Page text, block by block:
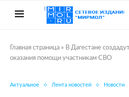
Главная страница » В Дагестане
оказания помощи участникам СВО
Актуальное Лента новостей Новости